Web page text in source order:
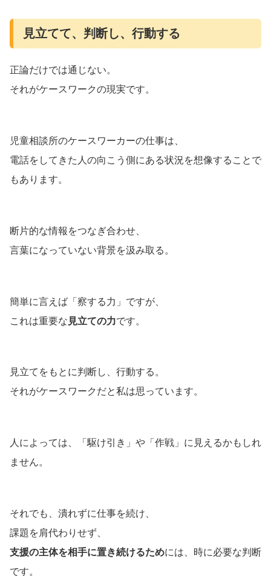
見立てて、判断し、行動する
正論だけでは通じない。
それがケースワークの現実です。
児童相談所のケースワーカーの仕事は、
電話をしてきた人の向こう側にある状況を想像することで
もあります。
断片的な情報をつなぎ合わせ、
言葉になっていない背景を汲み取る。
簡単に言えば「察する力」ですが、
これは重要な 見立ての力です。
見立てをもとに判断し、行動する。
それがケースワークだと私は思っています。
人によっては、「駆け引き」や「作戦」に見えるかもしれ
ません。
それでも、潰れずに仕事を続け、
課題を肩代わりせず、
支援の主体を相手に置き続けるためには、時に必要な判断
です。